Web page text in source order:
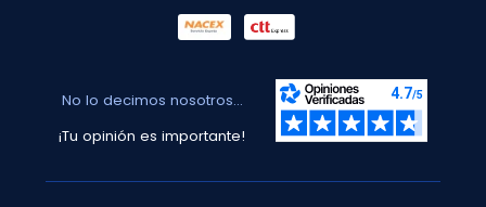
No lo decimos nosotros...
¡Tu opinión es importante!